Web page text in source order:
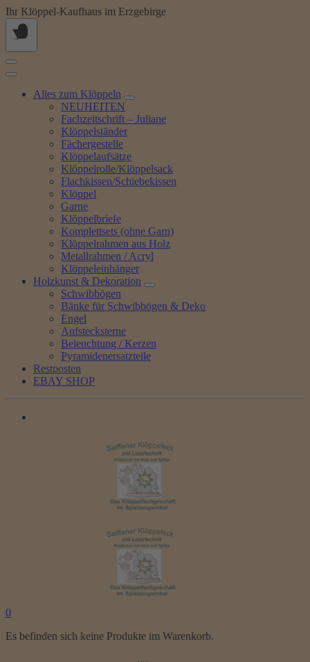
Springe
zum
Inhalt
Ihr Klöppel-Kaufhaus im Erzgebirge
Alles zum Klöppeln
NEUHEITEN
Fachzeitschrift – Juliane
Klöppelständer
Fächergestelle
Klöppelaufsätze
Klöppelrolle/Klöppelsack
Flachkissen/Schiebekissen
Klöppel
Garne
Klöppelbriefe
Komplettsets (ohne Garn)
Klöppelrahmen aus Holz
Metallrahmen / Acryl
Klöppeleinhänger
Holzkunst & Dekoration
Schwibbögen
Bänke für Schwibbögen & Deko
Engel
Aufstecksterne
Beleuchtung / Kerzen
Pyramidenersatzteile
Restposten
EBAY SHOP
0
Es befinden sich keine Produkte im Warenkorb.